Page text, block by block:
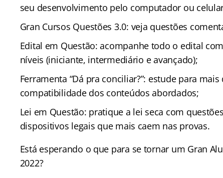
seu desenvolvimento pelo computador ou
Gran Cursos Questões 3.0: veja questões
Edital em Questão: acompanhe todo o edital
níveis (iniciante, intermediário e avançado);
Ferramenta “Dá pra conciliar?”: estude para
compatibilidade dos conteúdos abordados;
Lei em Questão: pratique a lei seca com
dispositivos legais que mais caem nas provas.
Está esperando o que para se tornar um Gran
2022?